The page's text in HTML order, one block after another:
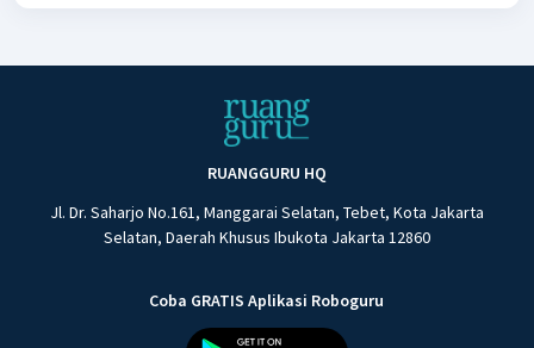
RUANGGURU HQ
Jl. Dr. Saharjo No.161, Manggarai Selatan, Tebet, Kota Jakarta
Selatan, Daerah Khusus Ibukota Jakarta 12860
Coba GRATIS Aplikasi Roboguru